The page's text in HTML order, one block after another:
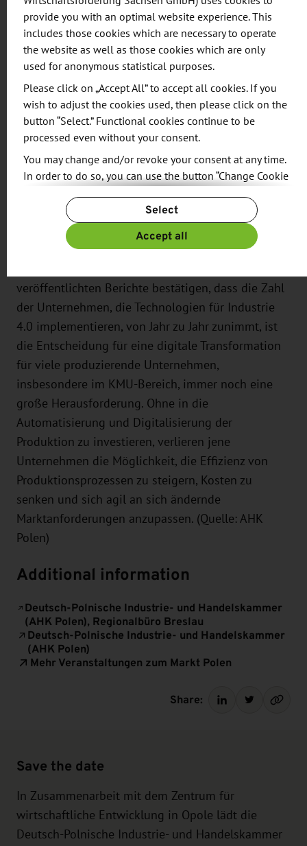
sowie Fragen der Cybersicherheit angesprochen.
Darüber hinaus sollen interessante Beispiele für
Smart Factory und deren Entwicklungspotenzial
aufgezeigt werden.
Die Konferenz richtet sich an ein breites Spektrum
von Unternehmen (siehe oben "Branchen"). Sie
wird in polnischer Sprache abgehalten und ins
Deutsche übersetzt. In B2B-Gesprächen können die
Teilnehmer neue Geschäftskontakte knüpfen.
Eine Anmeldung ist bis zum 29. September 2022
über das Online-Anmeldeformular möglich.
veröffentlichten Berichte bestätigen, dass die Zahl
der Unternehmen, die Technologien für Industrie
4.0 implementieren, von Jahr zu Jahr zunimmt, ist
die Entscheidung für eine digitale Transformation
für viele produzierende Unternehmen,
insbesondere im KMU-Bereich, immer noch eine
große Herausforderung. Ohne in die
Automatisierung und Digitalisierung der
Produktion zu investieren, verlieren jene
Unternehmen die Möglichkeit, die Effizienz von
Produktionsprozessen zu steigern, Kosten zu
senken und sich agil an sich ändernde
Marktanforderungen anzupassen. (Quelle: AHK
Polen)
Additional information
Deutsch-Polnische Industrie- und Handelskammer
(AHK Polen), Regionalbüro Breslau
Deutsch-Polnische Industrie- und Handelskammer
(AHK Polen)
Mehr Veranstaltungen zum Markt Polen
Share:
Save the date
In Zusammenarbeit mit dem Zentrum für
wirtschaftliche Entwicklung in Opole lädt die
Deutsch-Polnische Industrie- und Handelskammer
provide you with an optimal website experience. This
includes those cookies which are necessary to operate
the website as well as those cookies which are only
used for anonymous statistical purposes.
Please click on „Accept All” to accept all cookies. If you
wish to adjust the cookies used, then please click on the
button “Select.” Functional cookies continue to be
processed even without your consent.
You may change and/or revoke your consent at any time.
In order to do so, you can use the button “Change Cookie
For more information, please see our
Privacy Policy.
Additional information can be found in our
Imprint
Select
Accept all